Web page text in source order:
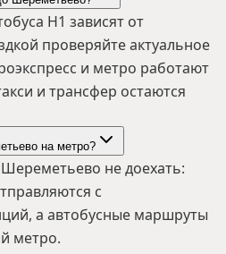
Н1 зависят от
проверяйте актуальное
и метро работают
и трансфер остаются
на метро?
не доехать:
с
а автобусные маршруты
метро.